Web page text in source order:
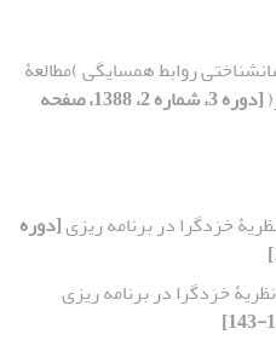
روابط همسایگی )مطالعۀ
[دوره 3، شماره 2، 1388، صفحه
خرَدگرا در برنامه ریزی[دوره
خرَدگرا در برنامه ریزی